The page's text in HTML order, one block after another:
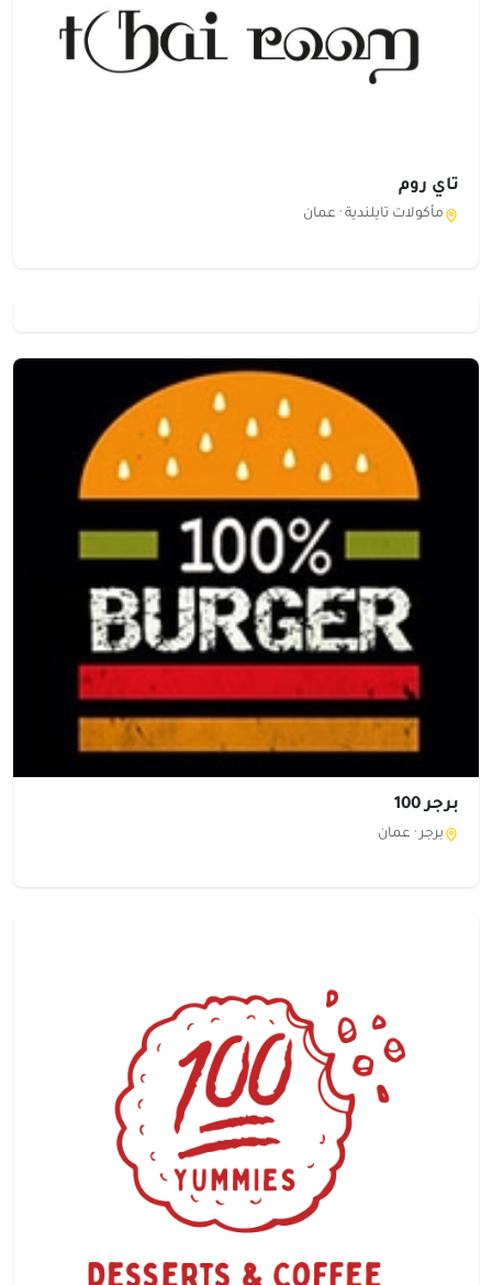
تاي روم
مأكولات تايلندية · عمان
برجر 100
برجر · عمان